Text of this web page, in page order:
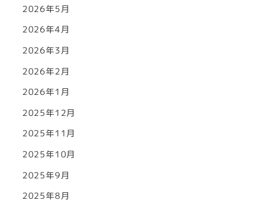
2026年5月
2026年4月
2026年3月
2026年2月
2026年1月
2025年12月
2025年11月
2025年10月
2025年9月
2025年8月